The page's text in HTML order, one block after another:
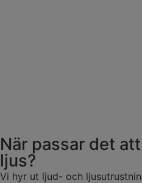
När passar det
ljus?
Vi hyr ut ljud- och